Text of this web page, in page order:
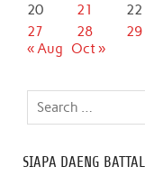
20
21 22
27
28 29
« Aug
Oct »
SIAPA DAENG